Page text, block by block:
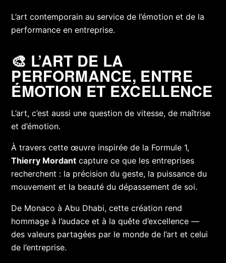
L’art contemporain au service de l’émotion et de la
performance en entreprise.
🎨 L’ART DE LA
PERFORMANCE, ENTRE
ÉMOTION ET EXCELLENCE
L’art, c’est aussi une question de vitesse, de maîtrise
et d’émotion.
À travers cette œuvre inspirée de la Formule 1,
Thierry Mordant capture ce que les entreprises
recherchent : la précision du geste, la puissance du
mouvement et la beauté du dépassement de soi.
De Monaco à Abu Dhabi, cette création rend
hommage à l’audace et à la quête d’excellence —
des valeurs partagées par le monde de l’art et celui
de l’entreprise.